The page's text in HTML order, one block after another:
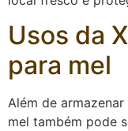
Usos da
para mel
Além de
mel também pode